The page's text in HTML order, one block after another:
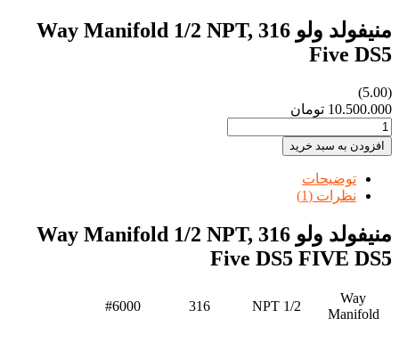
منیفولد ولو Way Manifold 1/2 NPT, 316
Five DS5
(5.00)
10.500.000 تومان
افزودن به سبد خرید
توضیحات
نظرات (1)
منیفولد ولو Way Manifold 1/2 NPT, 316
Five DS5 FIVE DS5
Way
Manifold
1/2 NPT
316
#6000